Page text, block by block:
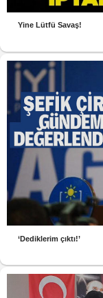
Yine Lütfü Savaş!
‘Dediklerim çıktı!’